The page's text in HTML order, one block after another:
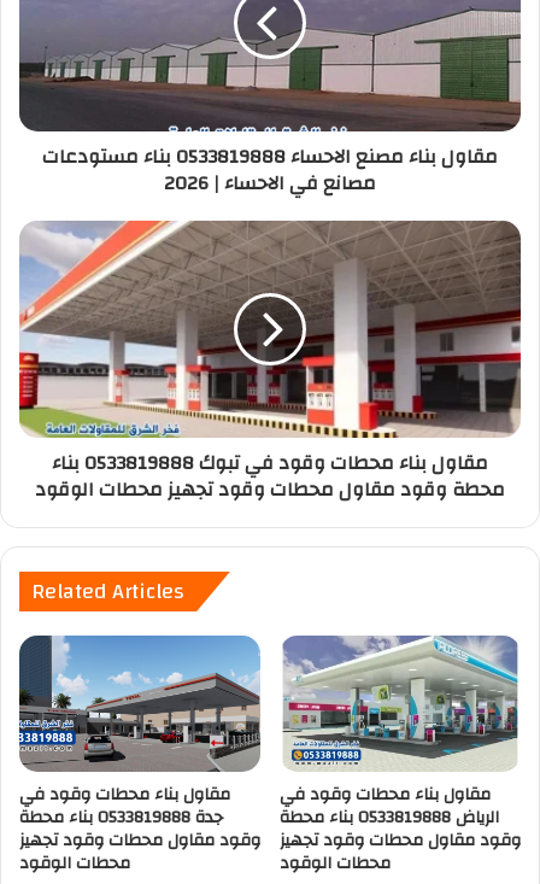
مقاول بناء مصنع الاحساء 0533819888 بناء مستودعات
مصانع في الاحساء | 2026
مقاول بناء محطات وقود في تبوك 0533819888 بناء
محطة وقود مقاول محطات وقود تجهيز محطات الوقود
Related Articles
مقاول بناء محطات وقود في
جدة 0533819888 بناء محطة
وقود مقاول محطات وقود تجهيز
محطات الوقود
مقاول بناء محطات وقود في
الرياض 0533819888 بناء محطة
وقود مقاول محطات وقود تجهيز
محطات الوقود